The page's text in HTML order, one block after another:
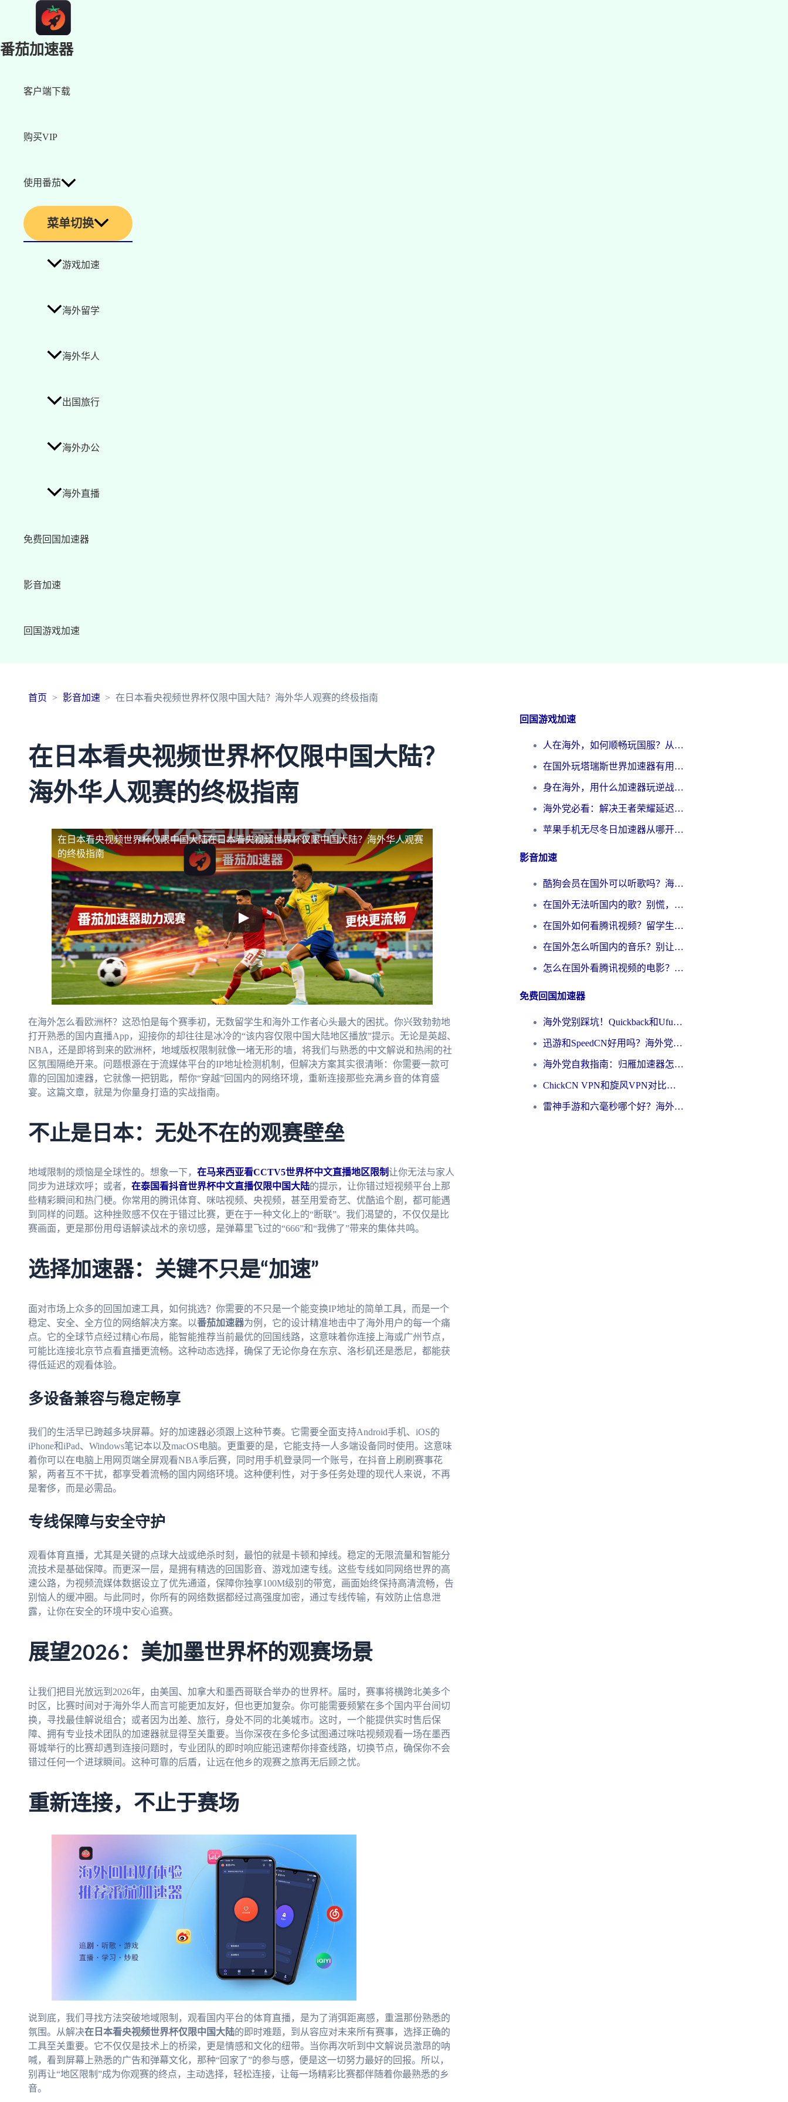
番茄加速器
客户端下载
购买VIP
使用番茄
菜单切换
游戏加速
海外留学
海外华人
出国旅行
海外办公
海外直播
免费回国加速器
影音加速
回国游戏加速
首页 影音加速 在日本看央视频世界杯仅限中国大陆？海外华人观赛的终极指南
在日本看央视频世界杯仅限中国大陆？
海外华人观赛的终极指南
在日本看央视频世界杯仅限中国大陆在日本看央视频世界杯仅限中国大陆？海外华人观赛
的终极指南
在海外怎么看欧洲杯？这恐怕是每个赛季初，无数留学生和海外工作者心头最大的困扰。你兴致勃勃地
打开熟悉的国内直播App，迎接你的却往往是冰冷的“该内容仅限中国大陆地区播放”提示。无论是英超、
NBA，还是即将到来的欧洲杯，地域版权限制就像一堵无形的墙，将我们与熟悉的中文解说和热闹的社
区氛围隔绝开来。问题根源在于流媒体平台的IP地址检测机制，但解决方案其实很清晰：你需要一款可
靠的回国加速器，它就像一把钥匙，帮你“穿越”回国内的网络环境，重新连接那些充满乡音的体育盛
宴。这篇文章，就是为你量身打造的实战指南。
不止是日本：无处不在的观赛壁垒
地域限制的烦恼是全球性的。想象一下， 在马来西亚看CCTV5世界杯中文直播地区限制让你无法与家人
同步为进球欢呼；或者， 在泰国看抖音世界杯中文直播仅限中国大陆的提示，让你错过短视频平台上那
些精彩瞬间和热门梗。你常用的腾讯体育、咪咕视频、央视频，甚至用爱奇艺、优酷追个剧，都可能遇
到同样的问题。这种挫败感不仅在于错过比赛，更在于一种文化上的“断联”。我们渴望的，不仅仅是比
赛画面，更是那份用母语解读战术的亲切感，是弹幕里飞过的“666”和“我佛了”带来的集体共鸣。
选择加速器：关键不只是“加速”
面对市场上众多的回国加速工具，如何挑选？你需要的不只是一个能变换IP地址的简单工具，而是一个
稳定、安全、全方位的网络解决方案。以番茄加速器为例，它的设计精准地击中了海外用户的每一个痛
点。它的全球节点经过精心布局，能智能推荐当前最优的回国线路，这意味着你连接上海或广州节点，
可能比连接北京节点看直播更流畅。这种动态选择，确保了无论你身在东京、洛杉矶还是悉尼，都能获
得低延迟的观看体验。
多设备兼容与稳定畅享
我们的生活早已跨越多块屏幕。好的加速器必须跟上这种节奏。它需要全面支持Android手机、iOS的
iPhone和iPad、Windows笔记本以及macOS电脑。更重要的是，它能支持一人多端设备同时使用。这意味
着你可以在电脑上用网页端全屏观看NBA季后赛，同时用手机登录同一个账号，在抖音上刷刷赛事花
絮，两者互不干扰，都享受着流畅的国内网络环境。这种便利性，对于多任务处理的现代人来说，不再
是奢侈，而是必需品。
专线保障与安全守护
观看体育直播，尤其是关键的点球大战或绝杀时刻，最怕的就是卡顿和掉线。稳定的无限流量和智能分
流技术是基础保障。而更深一层，是拥有精选的回国影音、游戏加速专线。这些专线如同网络世界的高
速公路，为视频流媒体数据设立了优先通道，保障你独享100M级别的带宽，画面始终保持高清流畅，告
别恼人的缓冲圈。与此同时，你所有的网络数据都经过高强度加密，通过专线传输，有效防止信息泄
露，让你在安全的环境中安心追赛。
展望2026：美加墨世界杯的观赛场景
让我们把目光放远到2026年，由美国、加拿大和墨西哥联合举办的世界杯。届时，赛事将横跨北美多个
时区，比赛时间对于海外华人而言可能更加友好，但也更加复杂。你可能需要频繁在多个国内平台间切
换，寻找最佳解说组合；或者因为出差、旅行，身处不同的北美城市。这时，一个能提供实时售后保
障、拥有专业技术团队的加速器就显得至关重要。当你深夜在多伦多试图通过咪咕视频观看一场在墨西
哥城举行的比赛却遇到连接问题时，专业团队的即时响应能迅速帮你排查线路，切换节点，确保你不会
错过任何一个进球瞬间。这种可靠的后盾，让远在他乡的观赛之旅再无后顾之忧。
重新连接，不止于赛场
说到底，我们寻找方法突破地域限制，观看国内平台的体育直播，是为了消弭距离感，重温那份熟悉的
氛围。从解决在日本看央视频世界杯仅限中国大陆的即时难题，到从容应对未来所有赛事，选择正确的
工具至关重要。它不仅仅是技术上的桥梁，更是情感和文化的纽带。当你再次听到中文解说员激昂的呐
喊，看到屏幕上熟悉的广告和弹幕文化，那种“回家了”的参与感，便是这一切努力最好的回报。所以，
别再让“地区限制”成为你观赛的终点，主动选择，轻松连接，让每一场精彩比赛都伴随着你最熟悉的乡
音。
回国游戏加速
人在海外，如何顺畅玩国服？从《王者荣耀》到《云图计划》的加速器终极指南
在国外玩塔瑞斯世界加速器有用吗？海外玩家亲测后的真实答案
身在海外，用什么加速器玩逆战才能告别延迟？
海外党必看：解决王者荣耀延迟的加速器终极指南——从EVE到猫和老鼠，一个工具全搞定
苹果手机无尽冬日加速器从哪开启？海外玩家的冬日生存指南
影音加速
酷狗会员在国外可以听歌吗？海外党亲测有效：3步解决音乐权限难题
在国外无法听国内的歌？别慌，这样操作就能畅听QQ音乐（附亲测加速器推荐）
在国外如何看腾讯视频？留学生亲测有效的回国加速方案
在国外怎么听国内的音乐？别让版权限制断了你的华语歌单
怎么在国外看腾讯视频的电影？海外党亲测有效的回国加速指南
免费回国加速器
海外党别踩坑！Quickback和UfunR好用吗？选对回国加速器才能无缝刷国内资源
迅游和SpeedCN好用吗？海外党如何破解那道看不见的墙
海外党自救指南：归雁加速器怎么样？教你避开坑实现国内资源无缝访问
ChickCN VPN和旋风VPN对比哪个回国效果更好？海外用户的选择困境与出路
雷神手游和六毫秒哪个好？海外党如何真正解锁国内资源